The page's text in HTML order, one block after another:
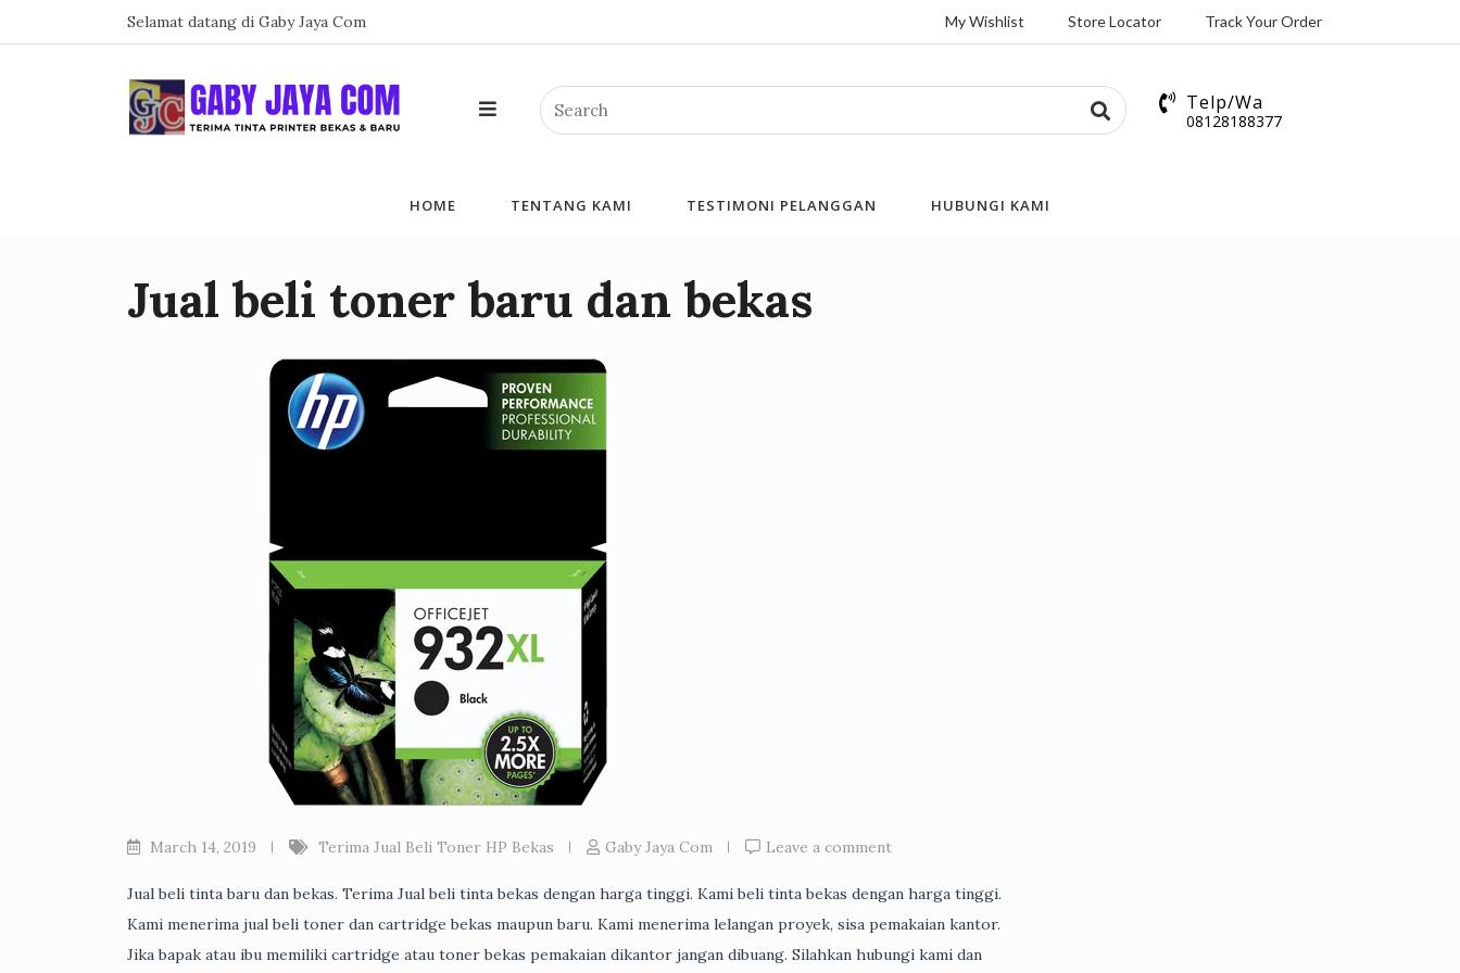
to
Selamat datang di Gaby Jaya Com My Wishlist Store Locator Track Your Order
Search Telp/Wa
08128188377
HOME TENTANG KAMI TESTIMONI PELANGGAN HUBUNGI KAMI
Jual beli toner baru dan bekas
March 14, 2019 Terima Jual Beli Toner HP Bekas Gaby Jaya Com Leave a comment
Jual beli tinta baru dan bekas. Terima Jual beli tinta bekas dengan harga tinggi. Kami beli tinta bekas dengan harga tinggi.
Kami menerima jual beli toner dan cartridge bekas maupun baru. Kami menerima lelangan proyek, sisa pemakaian kantor.
Jika bapak atau ibu memiliki cartridge atau toner bekas pemakaian dikantor jangan dibuang. Silahkan hubungi kami dan